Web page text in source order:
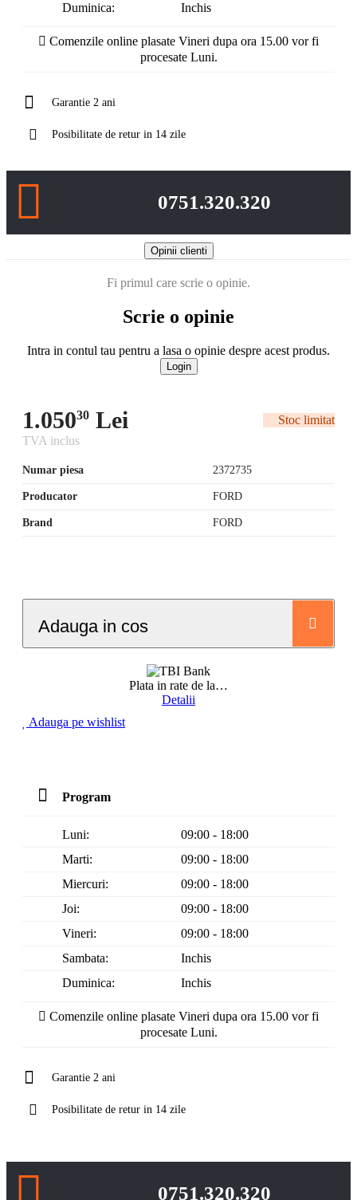
Duminica:
Inchis
Comenzile online plasate Vineri dupa ora 15.00 vor fi
procesate Luni.
Garantie 2 ani
Posibilitate de retur in 14 zile
0751.320.320
Opinii clienti
Fi primul care scrie o opinie.
Scrie o opinie
Intra in contul tau pentru a lasa o opinie despre acest produs.
Login
1.05030 Lei
Stoc limitat
TVA inclus
Numar piesa 2372735
Producator FORD
Brand FORD
Adauga in cos
Plata in rate de la…
Detalii
Adauga pe wishlist
Program
Luni:
09:00 - 18:00
Marti:
09:00 - 18:00
Miercuri:
09:00 - 18:00
Joi:
09:00 - 18:00
Vineri:
09:00 - 18:00
Sambata:
Inchis
Duminica:
Inchis
Comenzile online plasate Vineri dupa ora 15.00 vor fi
procesate Luni.
Garantie 2 ani
Posibilitate de retur in 14 zile
0751.320.320